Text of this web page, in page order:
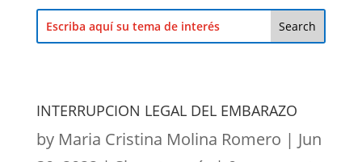
INTERRUPCION LEGAL DEL EMBARAZO
by Maria Cristina Molina Romero | Jun